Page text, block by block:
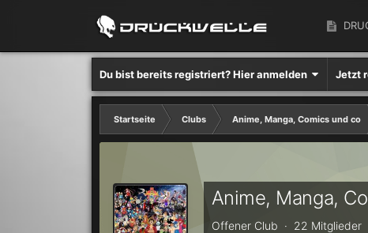
Du bist bereits registriert? Hier anmelden Jetzt
Startseite Clubs Anime, Manga, Comics und co
Anime, Manga,
Offener Club · 22 Mitglieder